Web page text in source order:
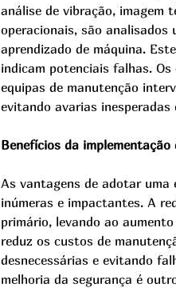
análise de vibração, imagem
operacionais, são analisados
aprendizado de máquina.
indicam potenciais falhas.
equipas de manutenção
evitando avarias
Benefícios da
As vantagens de adotar
inúmeras e impactantes. A
primário, levando ao
reduz os custos de
desnecessárias e evitando
melhoria da segurança é